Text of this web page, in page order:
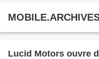
Lucid Motors ouvre